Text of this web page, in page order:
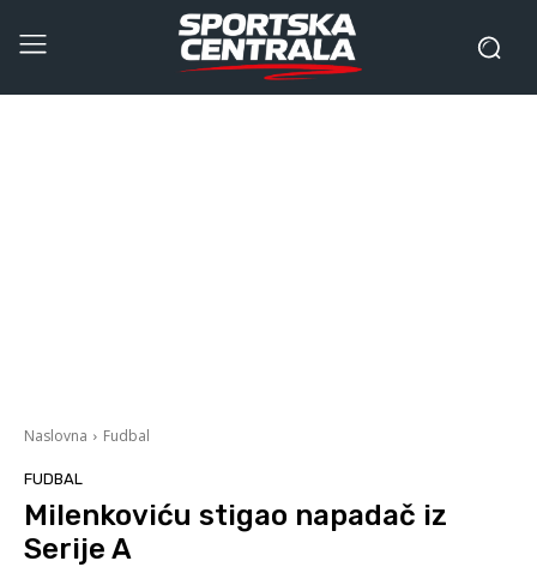
Naslovna Fudbal
FUDBAL
Milenkoviću stigao napadač iz
Serije A